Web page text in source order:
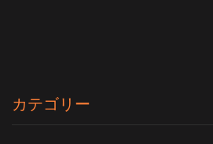
カテゴリー